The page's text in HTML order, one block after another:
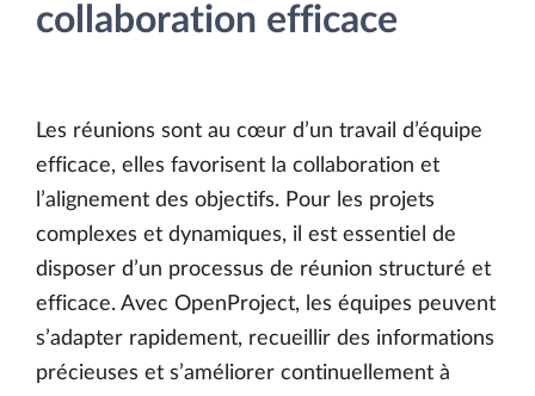
collaboration efficace
Les réunions sont au cœur d’un travail d’équipe
efficace, elles favorisent la collaboration et
l’alignement des objectifs. Pour les projets
complexes et dynamiques, il est essentiel de
disposer d’un processus de réunion structuré et
efficace. Avec OpenProject, les équipes peuvent
s’adapter rapidement, recueillir des informations
précieuses et s’améliorer continuellement à